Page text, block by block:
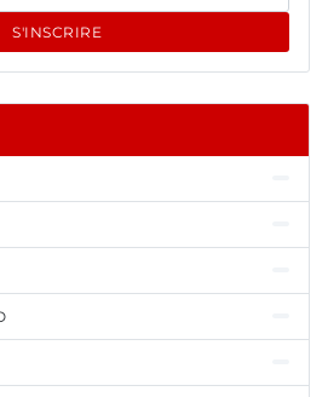
S'INSCRIRE